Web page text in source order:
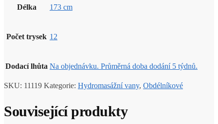
Délka 173 cm
Počet trysek 12
Dodací lhůta Na objednávku. Průměrná doba dodání 5 týdnů.
SKU: 11119 Kategorie: Hydromasážní vany, Obdélníkové
Související produkty